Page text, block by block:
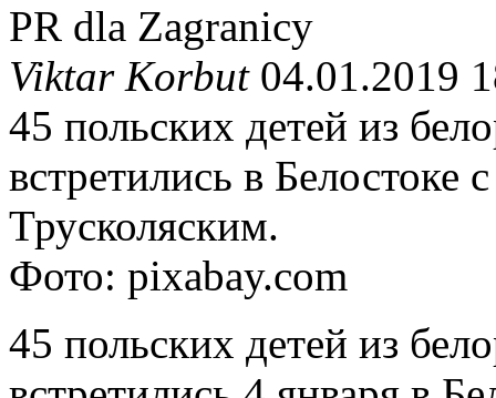
PR dla Zagranicy
Viktar Korbut04.01.2019
45 польских детей из
встретились в
Трусколяским.
Фото: pixabay.com
45 польских детей из